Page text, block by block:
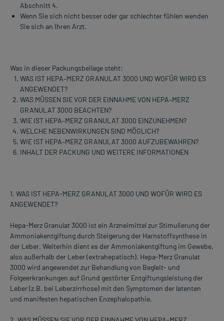
Abschnitt 4.
Wenn Sie sich nicht besser oder gar schlechter fühlen wenden
Sie sich an Ihren Arzt.
Was in dieser Packungsbeilage steht:
WAS IST HEPA–MERZ GRANULAT 3000 UND WOFÜR WIRD ES
ANGEWENDET?
WAS MÜSSEN SIE VOR DER EINNAHME VON HEPA–MERZ
GRANULAT 3000 BEACHTEN?
WIE IST HEPA–MERZ GRANULAT 3000 EINZUNEHMEN?
WELCHE NEBENWIRKUNGEN SIND MÖGLICH?
WIE IST HEPA–MERZ GRANULAT 3000 AUFZUBEWAHREN?
INHALT DER PACKUNG UND WEITERE INFORMATIONEN
1. WAS IST HEPA-MERZ GRANULAT 3000 UND WOFÜR WIRD ES
ANGEWENDET?
Hepa-Merz Granulat 3000 ist ein Arzneimittel zur Stimulierung der
Ammoniakentgiftung durch Steigerung der Harnstoffsynthese in
der Leber. Weiterhin dient es der Ammoniakentgiftung im Gewebe,
also außerhalb der Leber (extrahepatisch). Hepa-Merz Granulat
3000 wird angewendet zur Behandlung von Begleit- und
Folgeerkrankungen auf Grund gestörter Entgiftungsleistung der
Leber (z.B. bei Leberzirrhose) mit den Symptomen der latenten
und manifesten hepatischen Enzephalopathie.